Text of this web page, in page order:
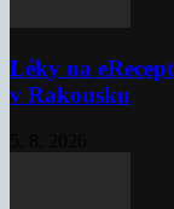
Léky na
v Rakousku